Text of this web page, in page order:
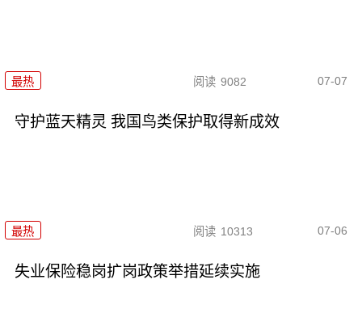
最热 阅读 9082 07-07
守护蓝天精灵 我国鸟类保护取得新成效
最热 阅读 10313 07-06
失业保险稳岗扩岗政策举措延续实施